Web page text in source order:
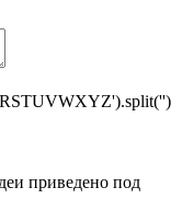
приведено под